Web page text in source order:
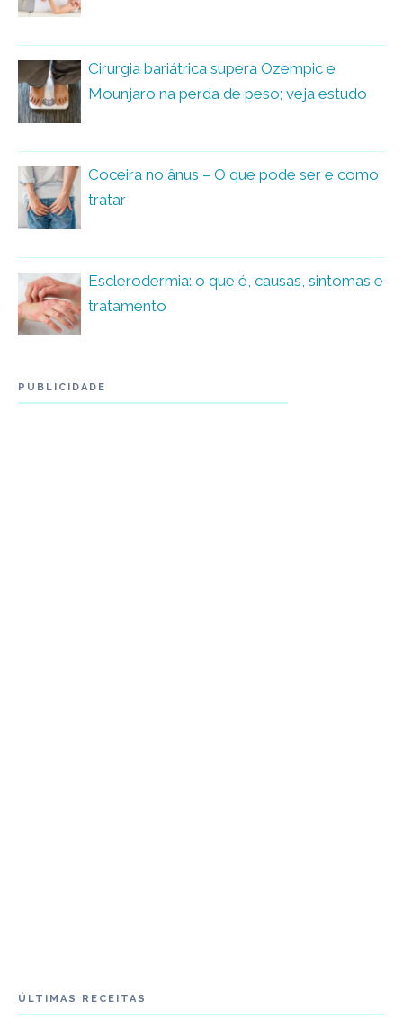
Cirurgia bariátrica supera Ozempic e
Mounjaro na perda de peso; veja estudo
Coceira no ânus – O que pode ser e como
tratar
Esclerodermia: o que é, causas, sintomas e
tratamento
PUBLICIDADE
ÚLTIMAS RECEITAS